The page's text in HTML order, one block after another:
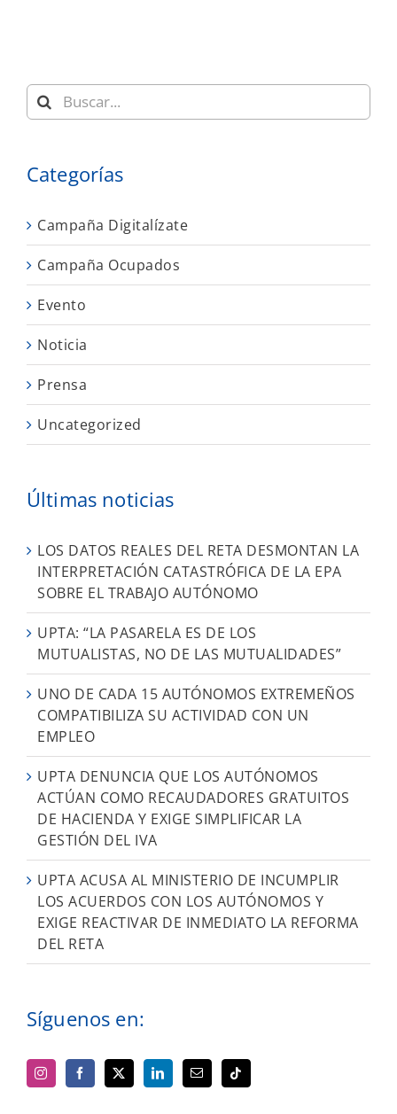
Buscar:
Categorías
Campaña Digitalízate
Campaña Ocupados
Evento
Noticia
Prensa
Uncategorized
Últimas noticias
LOS DATOS REALES DEL RETA DESMONTAN LA
INTERPRETACIÓN CATASTRÓFICA DE LA EPA
SOBRE EL TRABAJO AUTÓNOMO
UPTA: “LA PASARELA ES DE LOS
MUTUALISTAS, NO DE LAS MUTUALIDADES”
UNO DE CADA 15 AUTÓNOMOS EXTREMEÑOS
COMPATIBILIZA SU ACTIVIDAD CON UN
EMPLEO
UPTA DENUNCIA QUE LOS AUTÓNOMOS
ACTÚAN COMO RECAUDADORES GRATUITOS
DE HACIENDA Y EXIGE SIMPLIFICAR LA
GESTIÓN DEL IVA
UPTA ACUSA AL MINISTERIO DE INCUMPLIR
LOS ACUERDOS CON LOS AUTÓNOMOS Y
EXIGE REACTIVAR DE INMEDIATO LA REFORMA
DEL RETA
Síguenos en: